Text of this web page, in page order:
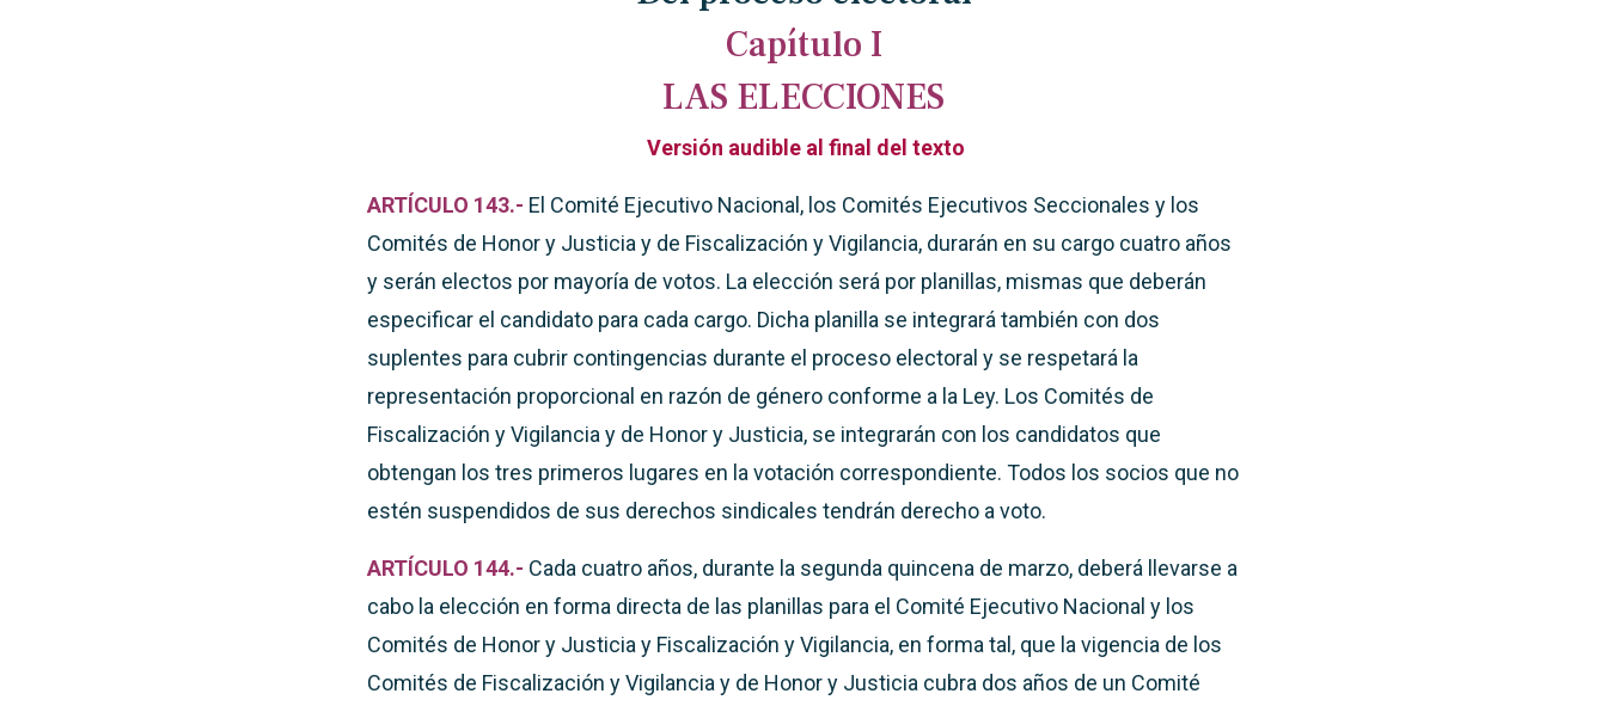
Capítulo I
LAS ELECCIONES
Versión audible al final del texto
ARTÍCULO 143.- El Comité Ejecutivo Nacional, los Comités Ejecutivos Seccionales y los
Comités de Honor y Justicia y de Fiscalización y Vigilancia, durarán en su cargo cuatro años
y serán electos por mayoría de votos. La elección será por planillas, mismas que deberán
especificar el candidato para cada cargo. Dicha planilla se integrará también con dos
suplentes para cubrir contingencias durante el proceso electoral y se respetará la
representación proporcional en razón de género conforme a la Ley. Los Comités de
Fiscalización y Vigilancia y de Honor y Justicia, se integrarán con los candidatos que
obtengan los tres primeros lugares en la votación correspondiente. Todos los socios que no
estén suspendidos de sus derechos sindicales tendrán derecho a voto.
ARTÍCULO 144.- Cada cuatro años, durante la segunda quincena de marzo, deberá llevarse a
cabo la elección en forma directa de las planillas para el Comité Ejecutivo Nacional y los
Comités de Honor y Justicia y Fiscalización y Vigilancia, en forma tal, que la vigencia de los
Comités de Fiscalización y Vigilancia y de Honor y Justicia cubra dos años de un Comité